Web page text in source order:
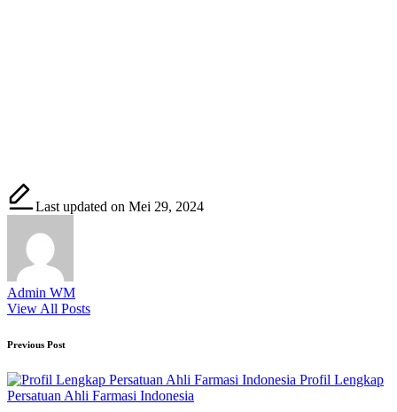
Last updated on Mei 29, 2024
Admin WM
View All Posts
Post
navigation
Previous Post
Profil Lengkap
Persatuan Ahli Farmasi Indonesia